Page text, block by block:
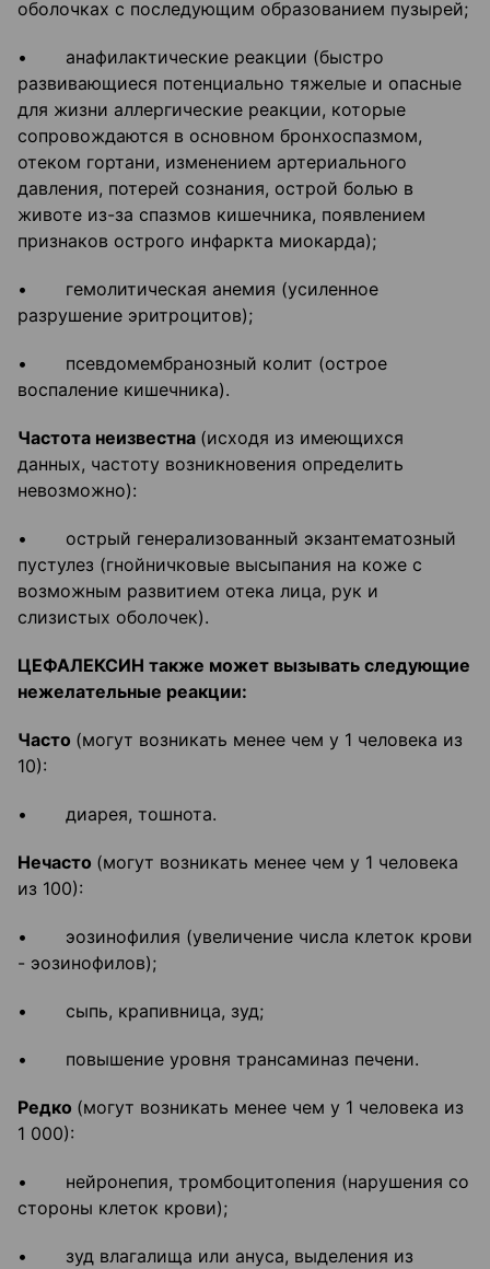
оболочках с последующим образованием пузырей;
• анафилактические реакции (быстро
развивающиеся потенциально тяжелые и опасные
для жизни аллергические реакции, которые
сопровождаются в основном бронхоспазмом,
отеком гортани, изменением артериального
давления, потерей сознания, острой болью в
животе из-за спазмов кишечника, появлением
признаков острого инфаркта миокарда);
• гемолитическая анемия (усиленное
разрушение эритроцитов);
• псевдомембранозный колит (острое
воспаление кишечника).
Частота неизвестна (исходя из имеющихся
данных, частоту возникновения определить
невозможно):
• острый генерализованный экзантематозный
пустулез (гнойничковые высыпания на коже с
возможным развитием отека лица, рук и
слизистых оболочек).
ЦЕФАЛЕКСИН также может вызывать следующие
нежелательные реакции:
Часто (могут возникать менее чем у 1 человека из
10):
• диарея, тошнота.
Нечасто (могут возникать менее чем у 1 человека
из 100):
• эозинофилия (увеличение числа клеток крови
- эозинофилов);
• сыпь, крапивница, зуд;
• повышение уровня трансаминаз печени.
Редко (могут возникать менее чем у 1 человека из
1 000):
• нейронепия, тромбоцитопения (нарушения со
стороны клеток крови);
• зуд влагалища или ануса, выделения из